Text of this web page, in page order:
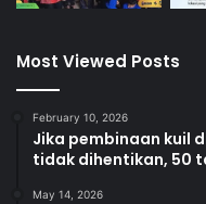
Most Viewed Posts
February 10, 2026
Jika pembinaan kuil
tidak dihentikan, 50
May 14, 2026